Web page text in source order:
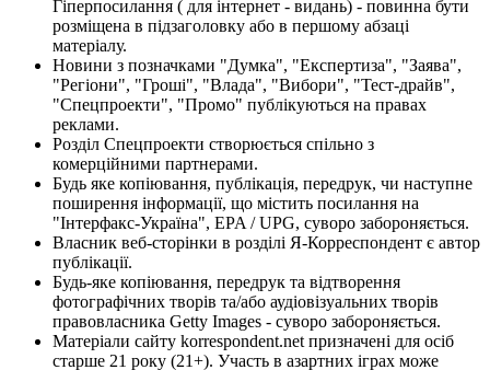
Гіперпосилання ( для інтернет - видань) - повинна бути
розміщена в підзаголовку або в першому абзаці
матеріалу.
Новини з позначками "Думка", "Експертиза", "Заява",
"Регіони", "Гроші", "Влада", "Вибори", "Тест-драйв",
"Спецпроекти", "Промо" публікуються на правах
реклами.
Розділ Спецпроекти створюється спільно з
комерційними партнерами.
Будь яке копіювання, публікація, передрук, чи наступне
поширення інформації, що містить посилання на
"Інтерфакс-Україна", EPA / UPG, суворо забороняється.
Власник веб-сторінки в розділі Я-Корреспондент є автор
публікації.
Будь-яке копіювання, передрук та відтворення
фотографічних творів та/або аудіовізуальних творів
правовласника Getty Images - суворо забороняється.
Матеріали сайту korrespondent.net призначені для осіб
старше 21 року (21+). Участь в азартних іграх може